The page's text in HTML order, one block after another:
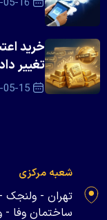
خرید
تغییر
05-15
شعبه مرکزی
ساختمان وفا -